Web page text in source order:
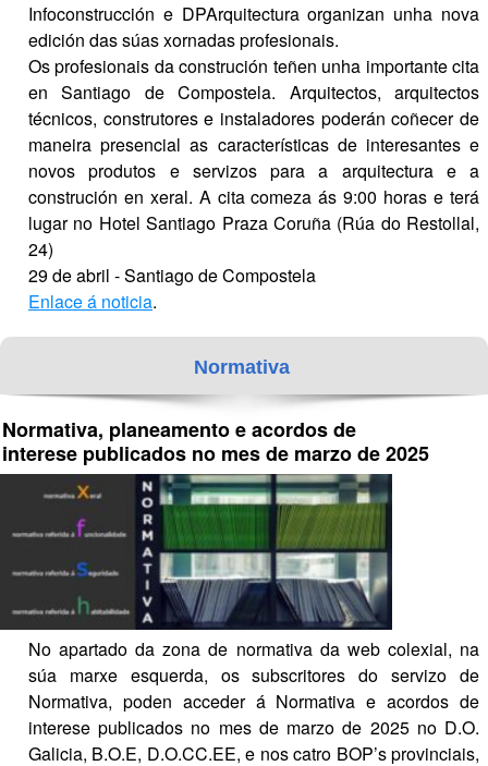
Infoconstrucción e DPArquitectura organizan unha nova
edición das súas xornadas profesionais.
Os profesionais da construción teñen unha importante cita
en Santiago de Compostela. Arquitectos, arquitectos
técnicos, construtores e instaladores poderán coñecer de
maneira presencial as características de interesantes e
novos produtos e servizos para a arquitectura e a
construción en xeral. A cita comeza ás 9:00 horas e terá
lugar no Hotel Santiago Praza Coruña (Rúa do Restollal,
24)
29 de abril - Santiago de Compostela
Enlace á noticia.
Normativa
Normativa, planeamento e acordos de
interese publicados no mes de marzo de 2025
No apartado da zona de normativa da web colexial, na
súa marxe esquerda, os subscritores do servizo de
Normativa, poden acceder á Normativa e acordos de
interese publicados no mes de marzo de 2025 no D.O.
Galicia, B.O.E, D.O.CC.EE, e nos catro BOP’s provinciais,